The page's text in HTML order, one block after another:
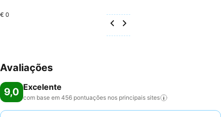
€ 0
Avaliações
9,0 Excelente
com base em 456 pontuações nos principais sites